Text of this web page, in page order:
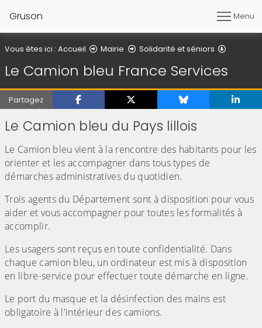
Gruson Menu
Vous êtes ici : Accueil Mairie Solidarité et séniors
Le Camion bleu France Services
Partagez
Le Camion bleu du Pays lillois
Le Camion bleu vient à la rencontre des habitants pour les
orienter et les accompagner dans tous types de
démarches administratives du quotidien.
Trois agents du Département sont à disposition pour vous
aider et vous accompagner pour toutes les formalités à
accomplir.
Les usagers sont reçus en toute confidentialité. Dans
chaque camion bleu, un ordinateur est mis à disposition
en libre-service pour effectuer toute démarche en ligne.
Le port du masque et la désinfection des mains est
obligatoire à l'intérieur des camions.